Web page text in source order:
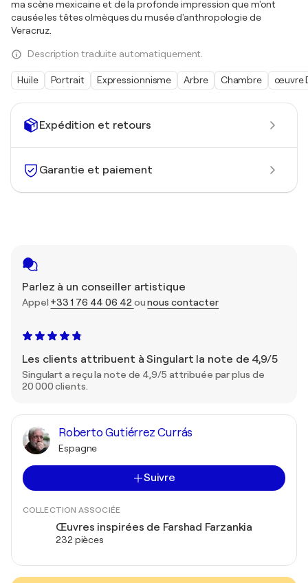
Expédition et retours
Garantie et paiement
Parlez à un conseiller artistique
Appel +33 1 76 44 06 42ounous contacter
Les clients attribuent à Singulart la note de 4,9/5
Singulart a reçu la note de 4,9/5 attribuée par plus de
20 000 clients.
Roberto Gutiérrez Currás
Espagne
Suivre
COLLECTION ASSOCIÉE
Œuvres inspirées de Farshad Farzankia
232 pièces
ma scène mexicaine et de la profonde impression que m'ont
causée les têtes olmèques du musée d'anthropologie de
Veracruz.
Description traduite automatiquement.
Huile Portrait Expressionnisme Arbre Chambre œuvre